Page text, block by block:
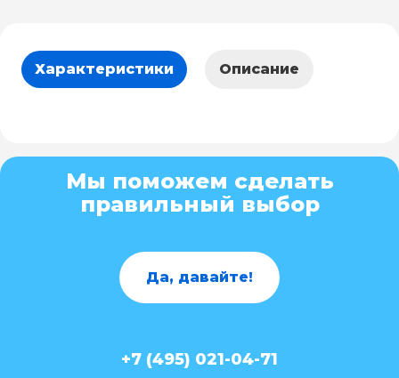
Характеристики Описание
Мы поможем сделать
правильный выбор
Да, давайте!
+7 (495) 021-04-71